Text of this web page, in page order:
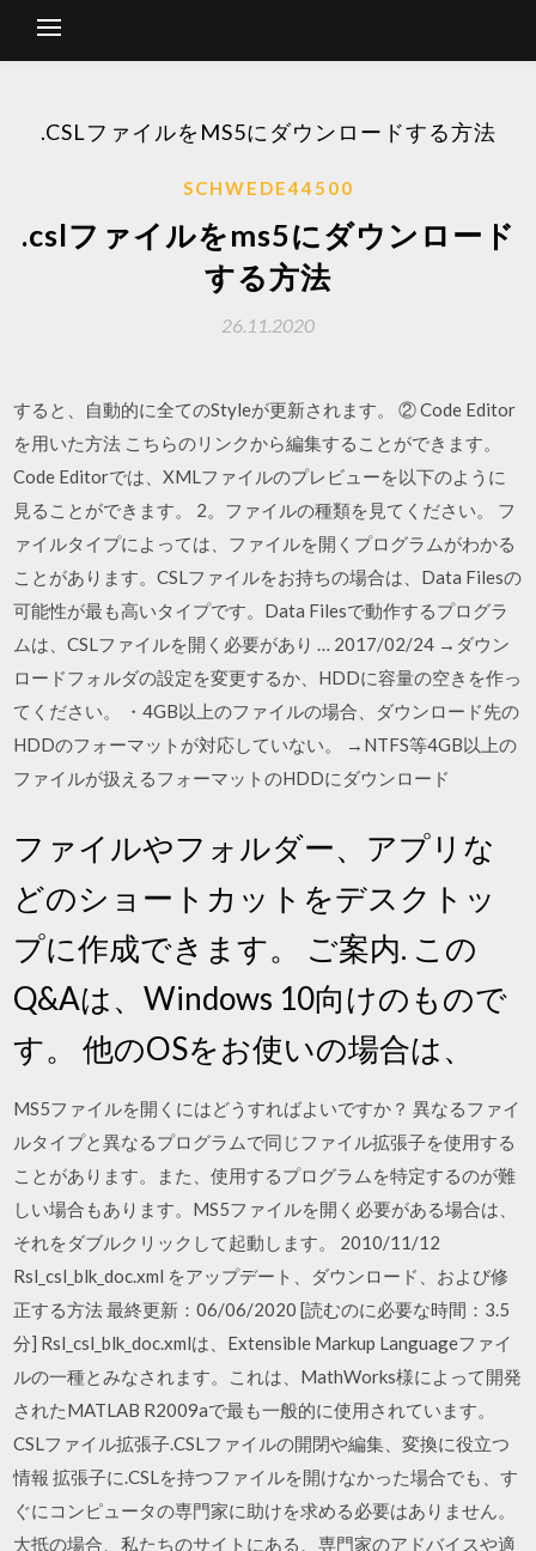
.CSLファイルをMS5にダウンロードする方法
SCHWEDE44500
.cslファイルをms5にダウンロード
する方法
26.11.2020
すると、自動的に全てのStyleが更新されます。 ② Code Editor
を用いた方法 こちらのリンクから編集することができます。
Code Editorでは、XMLファイルのプレビューを以下のように
見ることができます。 2。ファイルの種類を見てください。 フ
ァイルタイプによっては、ファイルを開くプログラムがわかる
ことがあります。CSLファイルをお持ちの場合は、Data Filesの
可能性が最も高いタイプです。Data Filesで動作するプログラ
ムは、CSLファイルを開く必要があり … 2017/02/24 →ダウン
ロードフォルダの設定を変更するか、HDDに容量の空きを作っ
てください。 ・4GB以上のファイルの場合、ダウンロード先の
HDDのフォーマットが対応していない。 →NTFS等4GB以上の
ファイルが扱えるフォーマットのHDDにダウンロード
ファイルやフォルダー、アプリな
どのショートカットをデスクトッ
プに作成できます。 ご案内. この
Q&Aは、Windows 10向けのもので
す。 他のOSをお使いの場合は、
MS5ファイルを開くにはどうすればよいですか？ 異なるファイ
ルタイプと異なるプログラムで同じファイル拡張子を使用する
ことがあります。また、使用するプログラムを特定するのが難
しい場合もあります。MS5ファイルを開く必要がある場合は、
それをダブルクリックして起動します。 2010/11/12
Rsl_csl_blk_doc.xml をアップデート、ダウンロード、および修
正する方法 最終更新：06/06/2020 [読むのに必要な時間：3.5
分] Rsl_csl_blk_doc.xmlは、Extensible Markup Languageファイ
ルの一種とみなされます。これは、MathWorks様によって開発
されたMATLAB R2009aで最も一般的に使用されています。
CSLファイル拡張子.CSLファイルの開閉や編集、変換に役立つ
情報 拡張子に.CSLを持つファイルを開けなかった場合でも、す
ぐにコンピュータの専門家に助けを求める必要はありません。
大抵の場合、私たちのサイトにある、専門家のアドバイスや適